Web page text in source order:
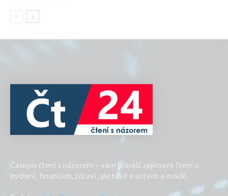
Časopis čtení s názorem - vám přináší zajímavé čtení o
bydlení, financích, zdraví, ale také o autech a módě.